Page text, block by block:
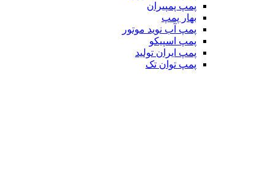
پمپ پمپیران
بهار پمپ
پمپ آب نوید موتور
پمپ اسپیکو
پمپ ایران تولید
پمپ توان تک